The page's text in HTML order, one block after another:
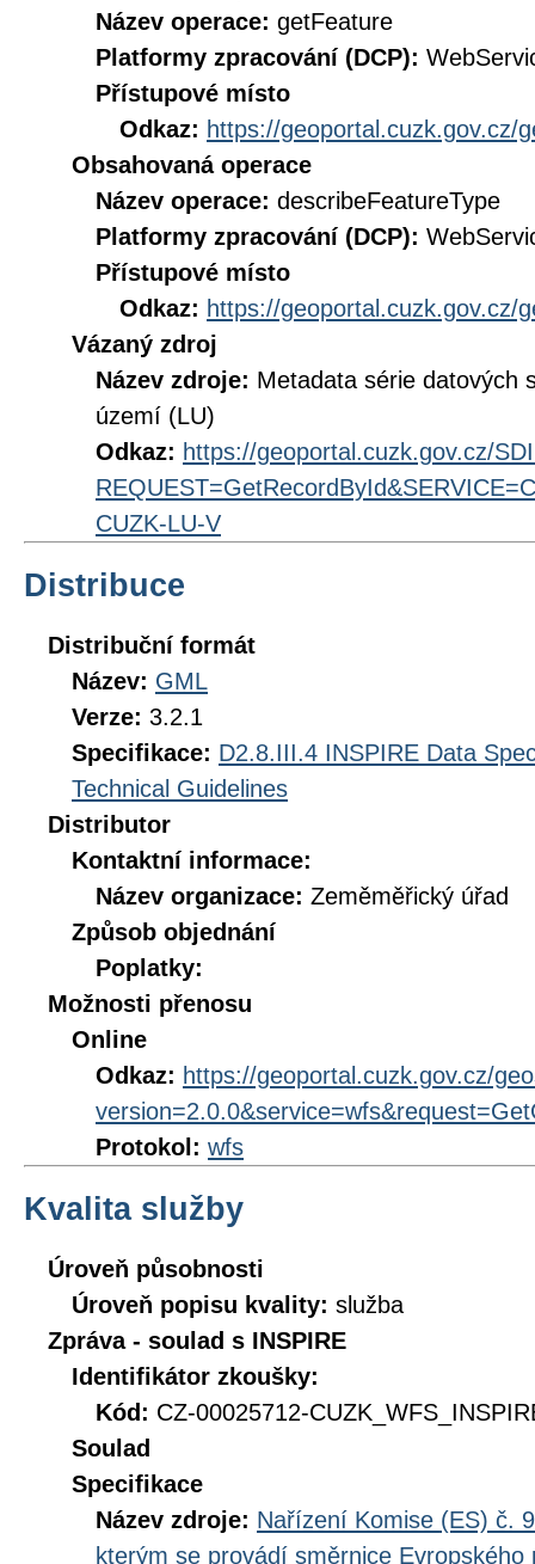
Název operace: getFeature
Platformy zpracování (DCP):
Přístupové místo
Odkaz: https://geoportal.cuzk.gov.cz/
Obsahovaná operace
Název operace: describeFeatureType
Platformy zpracování (DCP):
Přístupové místo
Odkaz: https://geoportal.cuzk.gov.cz/
Vázaný zdroj
Název zdroje: Metadata série datových
území (LU)
Odkaz: https://geoportal.cuzk.gov.cz/
CUZK-LU-V
Distribuce
Distribuční formát
Název: GML
Verze: 3.2.1
Specifikace: D2.8.III.4 INSPIRE Data
Technical Guidelines
Distributor
Kontaktní informace:
Název organizace: Zeměměřický úřad
Způsob objednání
Poplatky:
Možnosti přenosu
Online
Odkaz: https://geoportal.cuzk.gov.cz/
Protokol: wfs
Kvalita služby
Úroveň působnosti
Úroveň popisu kvality: služba
Zpráva - soulad s INSPIRE
Identifikátor zkoušky:
Kód: CZ-00025712-
Soulad
Specifikace
Název zdroje: Nařízení Komise (ES) č.
kterým se provádí směrnice